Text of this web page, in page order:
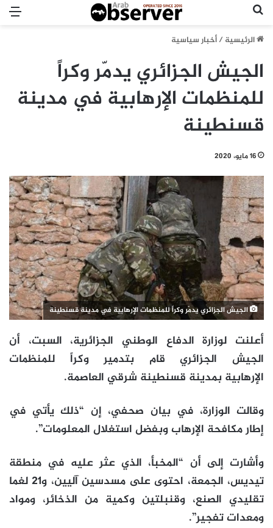
الرئيسية/أخبار سياسية
الجيش الجزائري يدمّر وكراً
للمنظمات الإرهابية في مدينة
قسنطينة
16 مايو، 2020
الجيش الجزائري يدمّر وكراً للمنظمات الإرهابية في مدينة قسنطينة
أعلنت لوزارة الدفاع الوطني الجزائرية، السبت، أن
الجيش الجزائري قام بتدمير وكراً للمنظمات
الإرهابية بمدينة قسنطينة شرقي العاصمة.
وقالت الوزارة، في بيان صحفي، إن “ذلك يأتي في
إطار مكافحة الإرهاب وبفضل استغلال المعلومات”.
وأشارت إلى أن “المخبأ، الذي عثر عليه في منطقة
تيديس، الجمعة، احتوى على مسدسين آليين، و21 لغما
تقليدي الصنع، وقنبلتين وكمية من الذخائر، ومواد
ومعدات تفجير”.